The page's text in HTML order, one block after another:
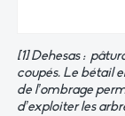
[1] Dehesas :
coupés. Le bétail
de l’ombrage
d’exploiter les